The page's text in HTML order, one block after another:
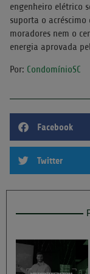
engenheiro elétrico
suporta o acréscimo
moradores nem o
energia aprovada
Por: CondomínioSC
Facebook
Twitter